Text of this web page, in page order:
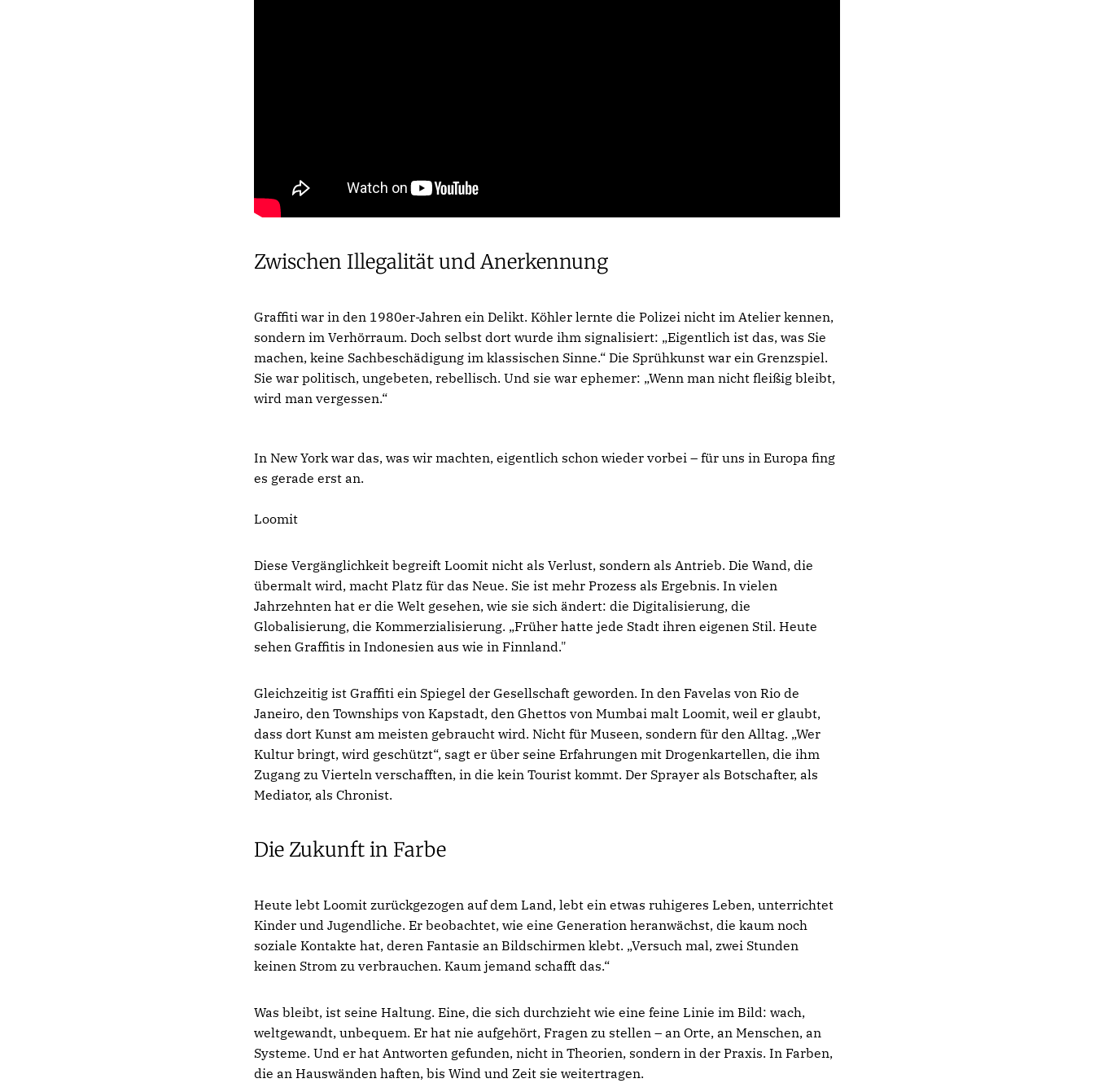
Zwischen Illegalität und Anerkennung
Graffiti war in den 1980er-Jahren ein Delikt. Köhler lernte die Polizei nicht im Atelier kennen,
sondern im Verhörraum. Doch selbst dort wurde ihm signalisiert: „Eigentlich ist das, was Sie
machen, keine Sachbeschädigung im klassischen Sinne.“ Die Sprühkunst war ein Grenzspiel.
Sie war politisch, ungebeten, rebellisch. Und sie war ephemer: „Wenn man nicht fleißig bleibt,
wird man vergessen.“
In New York war das, was wir machten, eigentlich schon wieder vorbei – für uns in Europa fing
es gerade erst an.
Loomit
Diese Vergänglichkeit begreift Loomit nicht als Verlust, sondern als Antrieb. Die Wand, die
übermalt wird, macht Platz für das Neue. Sie ist mehr Prozess als Ergebnis. In vielen
Jahrzehnten hat er die Welt gesehen, wie sie sich ändert: die Digitalisierung, die
Globalisierung, die Kommerzialisierung. „Früher hatte jede Stadt ihren eigenen Stil. Heute
sehen Graffitis in Indonesien aus wie in Finnland."
Gleichzeitig ist Graffiti ein Spiegel der Gesellschaft geworden. In den Favelas von Rio de
Janeiro, den Townships von Kapstadt, den Ghettos von Mumbai malt Loomit, weil er glaubt,
dass dort Kunst am meisten gebraucht wird. Nicht für Museen, sondern für den Alltag. „Wer
Kultur bringt, wird geschützt“, sagt er über seine Erfahrungen mit Drogenkartellen, die ihm
Zugang zu Vierteln verschafften, in die kein Tourist kommt. Der Sprayer als Botschafter, als
Mediator, als Chronist.
Die Zukunft in Farbe
Heute lebt Loomit zurückgezogen auf dem Land, lebt ein etwas ruhigeres Leben, unterrichtet
Kinder und Jugendliche. Er beobachtet, wie eine Generation heranwächst, die kaum noch
soziale Kontakte hat, deren Fantasie an Bildschirmen klebt. „Versuch mal, zwei Stunden
keinen Strom zu verbrauchen. Kaum jemand schafft das.“
Was bleibt, ist seine Haltung. Eine, die sich durchzieht wie eine feine Linie im Bild: wach,
weltgewandt, unbequem. Er hat nie aufgehört, Fragen zu stellen – an Orte, an Menschen, an
Systeme. Und er hat Antworten gefunden, nicht in Theorien, sondern in der Praxis. In Farben,
die an Hauswänden haften, bis Wind und Zeit sie weitertragen.